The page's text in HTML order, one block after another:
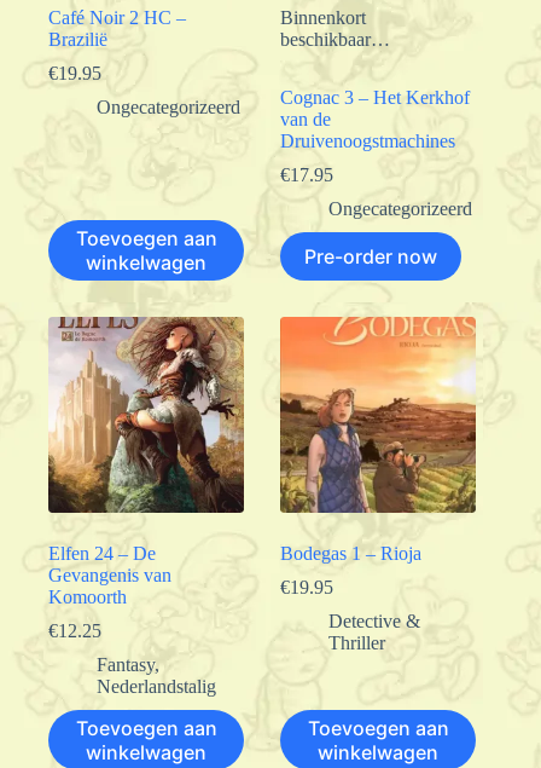
Café Noir 2 HC –
Brazilië
€19.95
Ongecategorizeerd
Toevoegen aan
winkelwagen
Binnenkort
beschikbaar…
Cognac 3 – Het Kerkhof
van de
Druivenoogstmachines
€17.95
Ongecategorizeerd
Pre-order now
Elfen 24 – De
Gevangenis van
Komoorth
€12.25
Fantasy,
Nederlandstalig
Toevoegen aan
winkelwagen
Bodegas 1 – Rioja
€19.95
Detective &
Thriller
Toevoegen aan
winkelwagen